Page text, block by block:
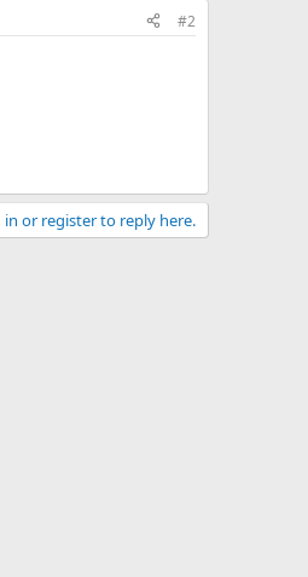
#2
in or register to reply here.